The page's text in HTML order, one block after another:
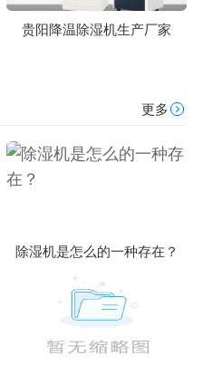
贵阳降温除湿机生产厂家
更多
除湿机是怎么的一种存在？